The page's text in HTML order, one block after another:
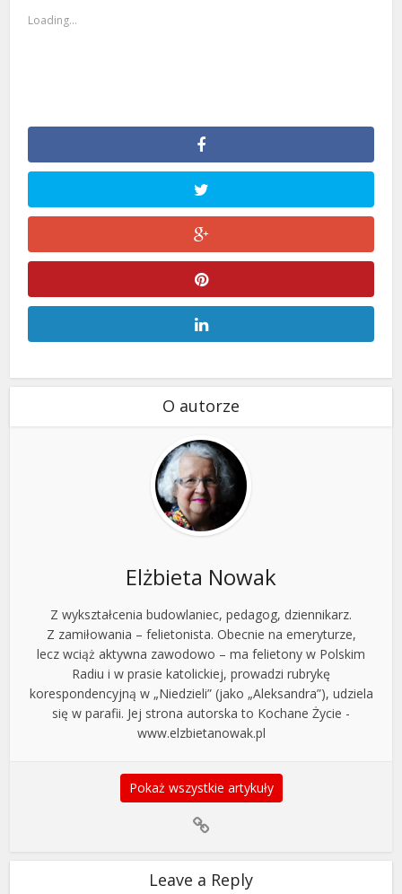
Loading...
O autorze
Elżbieta Nowak
Z wykształcenia budowlaniec, pedagog, dziennikarz.
Z zamiłowania – felietonista. Obecnie na emeryturze,
lecz wciąż aktywna zawodowo – ma felietony w Polskim
Radiu i w prasie katolickiej, prowadzi rubrykę
korespondencyjną w „Niedzieli” (jako „Aleksandra”), udziela
się w parafii. Jej strona autorska to Kochane Życie -
www.elzbietanowak.pl
Pokaż wszystkie artykuły
Leave a Reply